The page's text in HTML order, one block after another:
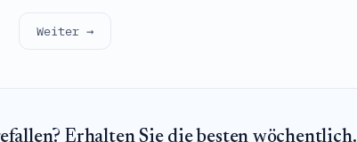
Weiter →
Erhalten Sie die besten wöchentlich.